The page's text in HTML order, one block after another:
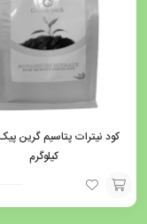
کیلوگرم
افزودن